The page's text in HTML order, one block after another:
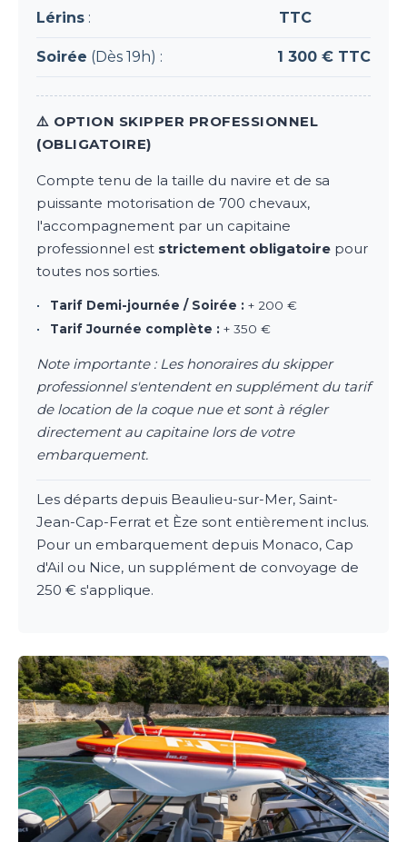
Lérins :
TTC
Soirée (Dès 19h) : 1 300 € TTC
⚠️ OPTION SKIPPER PROFESSIONNEL
(OBLIGATOIRE)
Compte tenu de la taille du navire et de sa
puissante motorisation de 700 chevaux,
l'accompagnement par un capitaine
professionnel est strictement obligatoire pour
toutes nos sorties.
• Tarif Demi-journée / Soirée : + 200 €
•
Tarif Journée complète : + 350 €
Note importante : Les honoraires du skipper
professionnel s'entendent en supplément du tarif
de location de la coque nue et sont à régler
directement au capitaine lors de votre
embarquement.
Les départs depuis Beaulieu-sur-Mer, Saint-
Jean-Cap-Ferrat et Èze sont entièrement inclus.
Pour un embarquement depuis Monaco, Cap
d'Ail ou Nice, un supplément de convoyage de
250 € s'applique.